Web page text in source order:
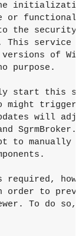
the
or
to the
This service
of
purpose.
start this
might
will
to
required,
order to
To do